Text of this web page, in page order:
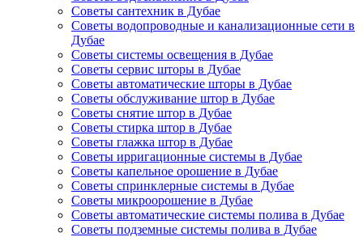
Советы сантехник в Дубае
Советы водопроводные и канализационные сети в
Дубае
Советы системы освещения в Дубае
Советы сервис шторы в Дубае
Советы автоматические шторы в Дубае
Советы обслуживание штор в Дубае
Советы снятие штор в Дубае
Советы стирка штор в Дубае
Советы глажка штор в Дубае
Советы ирригационные системы в Дубае
Советы капельное орошение в Дубае
Советы спринклерные системы в Дубае
Советы микроорошение в Дубае
Советы автоматические системы полива в Дубае
Советы подземные системы полива в Дубае